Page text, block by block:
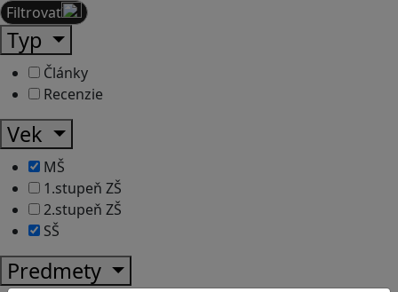
Filtrovať
Typ
Články
Recenzie
Vek
MŠ
1.stupeň ZŠ
2.stupeň ZŠ
SŠ
Predmety